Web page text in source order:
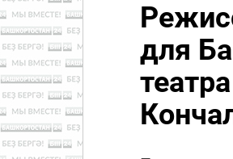
для